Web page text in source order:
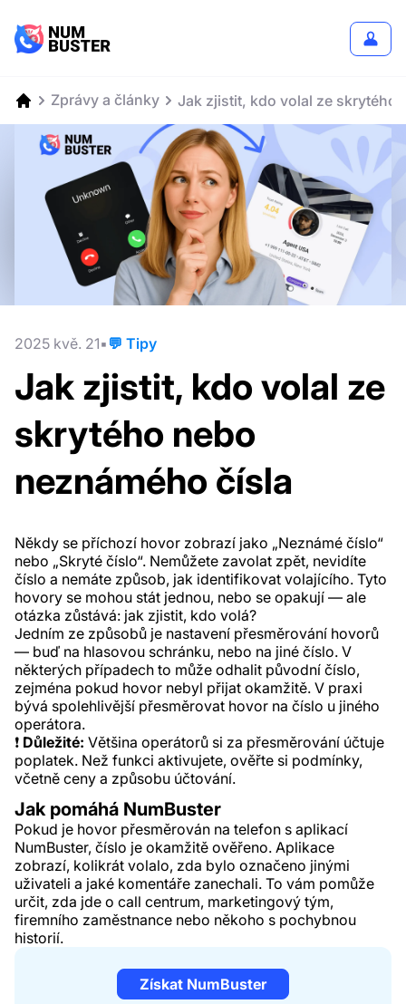
Zprávy a články Jak zjistit, kdo volal ze skrytého
2025 kvě. 21 💬 Tipy
Jak zjistit, kdo volal ze
skrytého nebo
neznámého čísla
Někdy se příchozí hovor zobrazí jako „Neznámé číslo“
nebo „Skryté číslo“. Nemůžete zavolat zpět, nevidíte
číslo a nemáte způsob, jak identifikovat volajícího. Tyto
hovory se mohou stát jednou, nebo se opakují — ale
otázka zůstává: jak zjistit, kdo volá?
Jedním ze způsobů je nastavení přesměrování hovorů
— buď na hlasovou schránku, nebo na jiné číslo. V
některých případech to může odhalit původní číslo,
zejména pokud hovor nebyl přijat okamžitě. V praxi
bývá spolehlivější přesměrovat hovor na číslo u jiného
operátora.
❗ Důležité: Většina operátorů si za přesměrování účtuje
poplatek. Než funkci aktivujete, ověřte si podmínky,
včetně ceny a způsobu účtování.
Jak pomáhá NumBuster
Pokud je hovor přesměrován na telefon s aplikací
NumBuster, číslo je okamžitě ověřeno. Aplikace
zobrazí, kolikrát volalo, zda bylo označeno jinými
uživateli a jaké komentáře zanechali. To vám pomůže
určit, zda jde o call centrum, marketingový tým,
firemního zaměstnance nebo někoho s pochybnou
historií.
Získat NumBuster